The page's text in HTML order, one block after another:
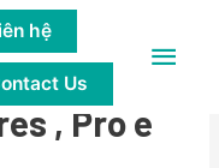
Main
hệ
Us
, Pro e